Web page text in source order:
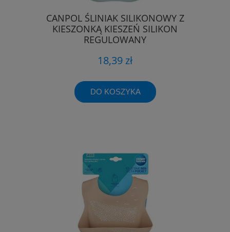
CANPOL ŚLINIAK SILIKONOWY Z
KIESZONKĄ KIESZEŃ SILIKON
REGULOWANY
18,39 zł
DO KOSZYKA